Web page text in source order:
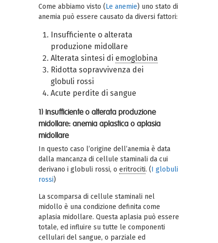
Come abbiamo visto (Le anemie) uno stato di
anemia può essere causato da diversi fattori:
Insufficiente o alterata
produzione midollare
Alterata sintesi di emoglobina
Ridotta sopravvivenza dei
globuli rossi
Acute perdite di sangue
1) Insufficiente o alterata produzione
midollare: anemia aplastica o aplasia
midollare
In questo caso l’origine dell’anemia è data
dalla mancanza di cellule staminali da cui
derivano i globuli rossi, o eritrociti. (I globuli
rossi)
La scomparsa di cellule staminali nel
midollo è una condizione definita come
aplasia midollare. Questa aplasia può essere
totale, ed influire su tutte le componenti
cellulari del sangue, o parziale ed